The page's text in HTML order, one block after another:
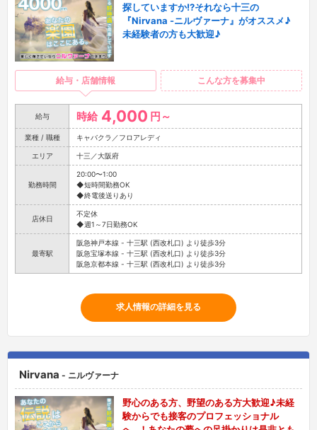
探していますか!?それなら十三の
『Nirvana -ニルヴァーナ』がオススメ♪
未経験者の方も大歓迎♪
給与・店舗情報 こんな方を募集中
給与 時給 4,000 円～
業種 / 職種 キャバクラ／フロアレディ
エリア 十三／大阪府
勤務時間
20:00〜1:00
◆短時間勤務OK
◆終電後送りあり
店休日
不定休
◆週1～7日勤務OK
最寄駅
阪急神戸本線 - 十三駅 (西改札口) より徒歩3分
阪急宝塚本線 - 十三駅 (西改札口) より徒歩3分
阪急京都本線 - 十三駅 (西改札口) より徒歩3分
求人情報の詳細を見る
Nirvana - ニルヴァーナ
野心のある方、野望のある方大歓迎♪未経
験からでも接客のプロフェッショナル